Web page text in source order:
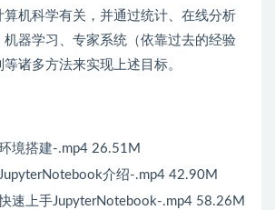
算机科学有关，并通过统计、在线分析
机器学习 、专家系统（依靠过去的经验
诸多方法来实现上述目标。
境搭建-.mp4 26.51M
介绍-.mp4 42.90M
速上手JupyterNotebook-.mp4 58.26M